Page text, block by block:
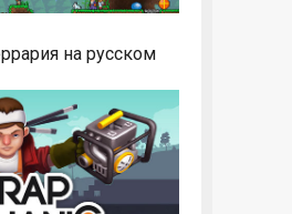
на русском